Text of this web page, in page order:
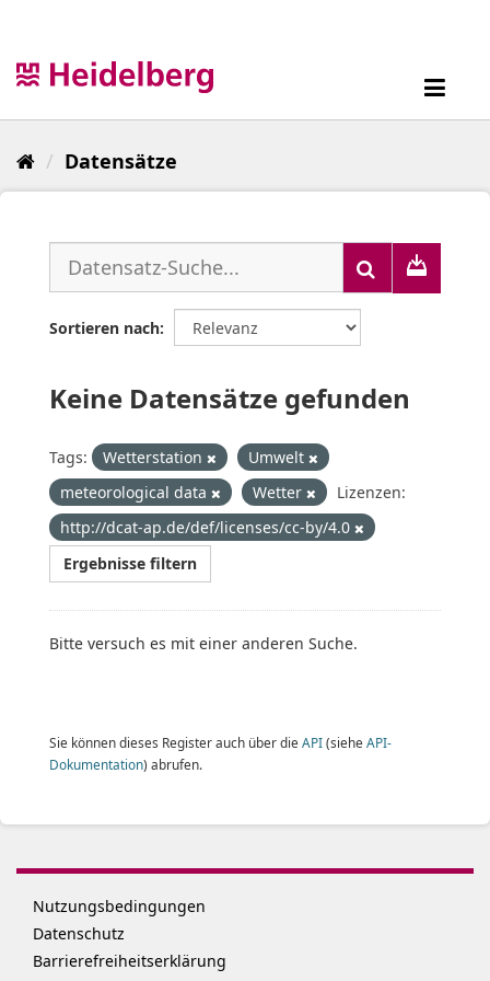
Datensätze
Sortieren nach
Keine Datensätze gefunden
Tags: Wetterstation
Umwelt
meteorological data
Wetter
Lizenzen:
http://dcat-ap.de/def/licenses/cc-by/4.0
Ergebnisse filtern
Bitte versuch es mit einer anderen Suche.
Sie können dieses Register auch über die API(siehe API-
Dokumentation) abrufen.
Nutzungsbedingungen
Datenschutz
Barrierefreiheitserklärung